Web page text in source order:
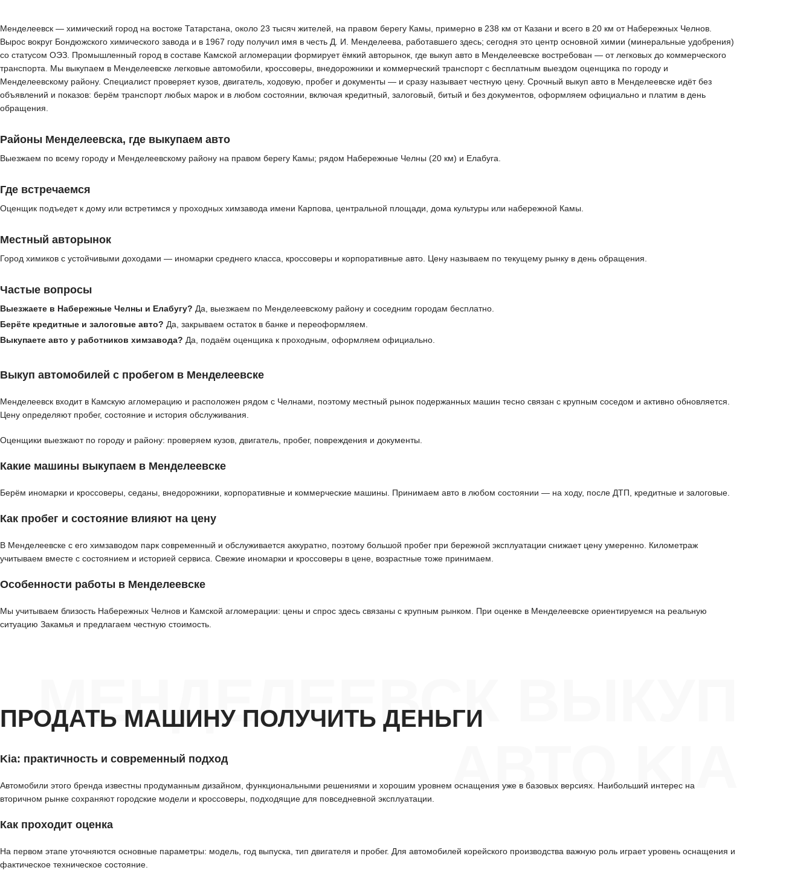
Менделеевск — химический город на востоке Татарстана, около 23 тысяч жителей, на правом берегу Камы, примерно в 238 км от Казани и всего в 20 км от Набережных Челнов.
Вырос вокруг Бондюжского химического завода и в 1967 году получил имя в честь Д. И. Менделеева, работавшего здесь; сегодня это центр основной химии (минеральные удобрения)
со статусом ОЭЗ. Промышленный город в составе Камской агломерации формирует ёмкий авторынок, где выкуп авто в Менделеевске востребован — от легковых до коммерческого
транспорта. Мы выкупаем в Менделеевске легковые автомобили, кроссоверы, внедорожники и коммерческий транспорт с бесплатным выездом оценщика по городу и
Менделеевскому району. Специалист проверяет кузов, двигатель, ходовую, пробег и документы — и сразу называет честную цену. Срочный выкуп авто в Менделеевске идёт без
объявлений и показов: берём транспорт любых марок и в любом состоянии, включая кредитный, залоговый, битый и без документов, оформляем официально и платим в день
обращения.
Районы Менделеевска, где выкупаем авто
Выезжаем по всему городу и Менделеевскому району на правом берегу Камы; рядом Набережные Челны (20 км) и Елабуга.
Где встречаемся
Оценщик подъедет к дому или встретимся у проходных химзавода имени Карпова, центральной площади, дома культуры или набережной Камы.
Местный авторынок
Город химиков с устойчивыми доходами — иномарки среднего класса, кроссоверы и корпоративные авто. Цену называем по текущему рынку в день обращения.
Частые вопросы
Выезжаете в Набережные Челны и Елабугу? Да, выезжаем по Менделеевскому району и соседним городам бесплатно.
Берёте кредитные и залоговые авто? Да, закрываем остаток в банке и переоформляем.
Выкупаете авто у работников химзавода? Да, подаём оценщика к проходным, оформляем официально.
Выкуп автомобилей с пробегом в Менделеевске
Менделеевск входит в Камскую агломерацию и расположен рядом с Челнами, поэтому местный рынок подержанных машин тесно связан с крупным соседом и активно обновляется.
Цену определяют пробег, состояние и история обслуживания.
Оценщики выезжают по городу и району: проверяем кузов, двигатель, пробег, повреждения и документы.
Какие машины выкупаем в Менделеевске
Берём иномарки и кроссоверы, седаны, внедорожники, корпоративные и коммерческие машины. Принимаем авто в любом состоянии — на ходу, после ДТП, кредитные и залоговые.
Как пробег и состояние влияют на цену
В Менделеевске с его химзаводом парк современный и обслуживается аккуратно, поэтому большой пробег при бережной эксплуатации снижает цену умеренно. Километраж
учитываем вместе с состоянием и историей сервиса. Свежие иномарки и кроссоверы в цене, возрастные тоже принимаем.
Особенности работы в Менделеевске
Мы учитываем близость Набережных Челнов и Камской агломерации: цены и спрос здесь связаны с крупным рынком. При оценке в Менделеевске ориентируемся на реальную
ситуацию Закамья и предлагаем честную стоимость.
МЕНДЕЛЕЕВСК ВЫКУП
АВТО KIA
ПРОДАТЬ МАШИНУ ПОЛУЧИТЬ ДЕНЬГИ
Kia: практичность и современный подход
Автомобили этого бренда известны продуманным дизайном, функциональными решениями и хорошим уровнем оснащения уже в базовых версиях. Наибольший интерес на
вторичном рынке сохраняют городские модели и кроссоверы, подходящие для повседневной эксплуатации.
Как проходит оценка
На первом этапе уточняются основные параметры: модель, год выпуска, тип двигателя и пробег. Для автомобилей корейского производства важную роль играет уровень оснащения и
фактическое техническое состояние.